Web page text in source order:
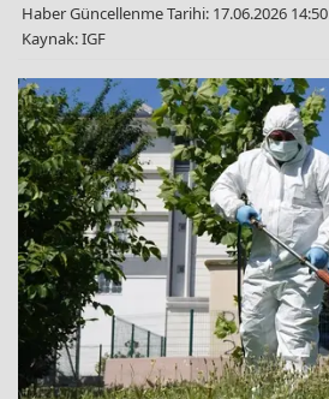
Haber Güncellenme Tarihi: 17.06.2026 14:50
Kaynak: IGF